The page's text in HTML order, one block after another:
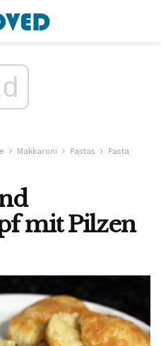
Makkaroni Pastas
Pasta
mit Pilzen